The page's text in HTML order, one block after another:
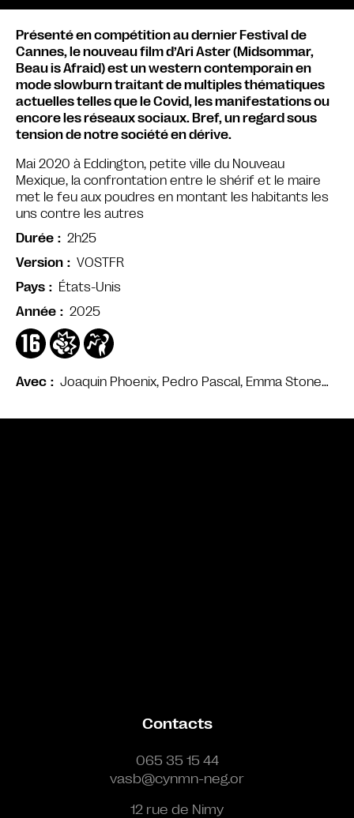
Avec Joaquin Phoenix, Pedro Pascal, Emma Stone…
Présenté en compétition au dernier Festival de
Cannes, le nouveau film d’Ari Aster (Midsommar,
Beau is Afraid) est un western contemporain en
mode slowburn traitant de multiples thématiques
actuelles telles que le Covid, les manifestations ou
encore les réseaux sociaux. Bref, un regard sous
tension de notre société en dérive.
Mai 2020 à Eddington, petite ville du Nouveau
Mexique, la confrontation entre le shérif et le maire
met le feu aux poudres en montant les habitants les
uns contre les autres
Durée
2h25
Version
VOSTFR
Pays
États-Unis
Année
2025
Contacts
065 35 15 44
vasb@cynmn-neg.or
12 rue de Nimy